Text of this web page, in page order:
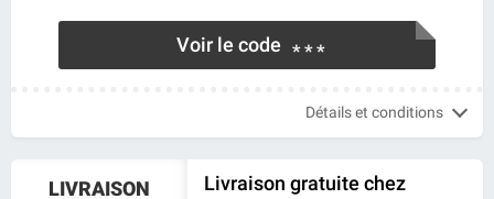
Voir le code * * *
Détails et conditions
LIVRAISON
Livraison gratuite chez